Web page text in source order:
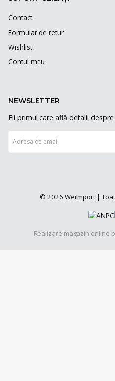
Contact
Formular de retur
Wishlist
Contul meu
NEWSLETTER
Fii primul care află detalii
© 2026 WeiImport |
Realizare magazin online